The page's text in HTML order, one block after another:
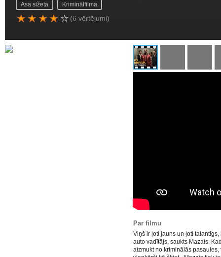
Asa sižeta Kriminālfilma
(6 vērtējumi)
Par filmu
Viņš ir ļoti jauns un ļoti
auto vadītājs, saukts Mazais.
aizmukt no kriminālās pasaules,